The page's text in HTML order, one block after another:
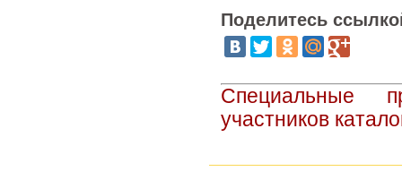
Поделитесь
Специальные
участников